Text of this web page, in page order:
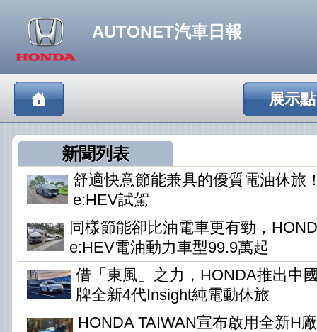
AUTONET汽車日報
展示點
新聞列表
舒適快意節能兼具的優質電油休旅
e:HEV試駕
同樣節能卻比油電車更有勁，
e:HEV電油動力車型99.9萬起
借「東風」之力，HONDA推出中
牌全新4代Insight純電動休旅
HONDA TAIWAN宣布啟用全新H